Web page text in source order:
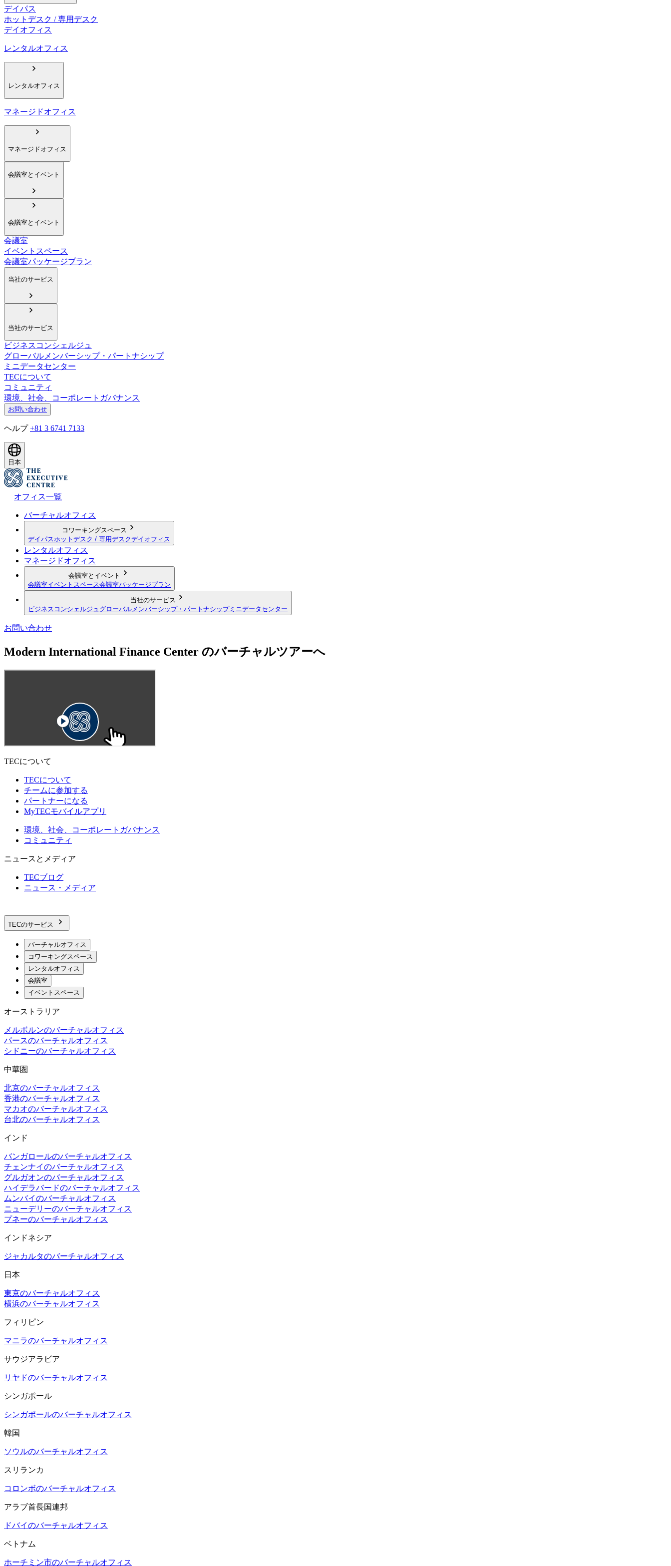
デイパス
ホットデスク / 専用デスク
デイオフィス
レンタルオフィス
レンタルオフィス
マネージドオフィス
マネージドオフィス
会議室とイベント
会議室とイベント
会議室
イベントスペース
会議室パッケージプラン
当社のサービス
当社のサービス
ビジネスコンシェルジュ
グローバルメンバーシップ・パートナシップ
ミニデータセンター
TECについて
コミュニティ
環境、社会、コーポレートガバナンス
お問い合わせ
ヘルプ +81 3 6741 7133
日本
オフィス一覧
バーチャルオフィス
コワーキングスペース
デイパス ホットデスク / 専用デスクデイオフィス
レンタルオフィス
マネージドオフィス
会議室とイベント
会議室イベントスペース会議室パッケージプラン
当社のサービス
ビジネスコンシェルジュ グローバルメンバーシップ・パートナシップミニデータセンター
お問い合わせ
Modern International Finance Center のバーチャルツアーへ
TECについて
TECについて
チームに参加する
パートナーになる
MyTECモバイルアプリ
環境、社会、コーポレートガバナンス
コミュニティ
ニュースとメディア
TECブログ
ニュース・メディア
TECのサービス
バーチャルオフィス
コワーキングスペース
レンタルオフィス
会議室
イベントスペース
オーストラリア
メルボルンのバーチャルオフィス
パースのバーチャルオフィス
シドニーのバーチャルオフィス
中華圏
北京のバーチャルオフィス
香港のバーチャルオフィス
マカオのバーチャルオフィス
台北のバーチャルオフィス
インド
バンガロールのバーチャルオフィス
チェンナイのバーチャルオフィス
グルガオンのバーチャルオフィス
ハイデラバードのバーチャルオフィス
ムンバイのバーチャルオフィス
ニューデリーのバーチャルオフィス
プネーのバーチャルオフィス
インドネシア
ジャカルタのバーチャルオフィス
日本
東京のバーチャルオフィス
横浜のバーチャルオフィス
フィリピン
マニラのバーチャルオフィス
サウジアラビア
リヤドのバーチャルオフィス
シンガポール
シンガポールのバーチャルオフィス
韓国
ソウルのバーチャルオフィス
スリランカ
コロンボのバーチャルオフィス
アラブ首長国連邦
ドバイのバーチャルオフィス
ベトナム
ホーチミン市のバーチャルオフィス